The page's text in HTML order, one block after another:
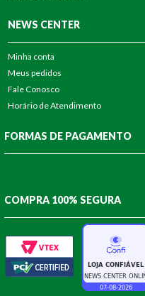
NEWS CENTER
Minha conta
Meus pedidos
Fale Conosco
Horário de Atendimento
FORMAS DE PAGAMENTO
COMPRA 100% SEGURA